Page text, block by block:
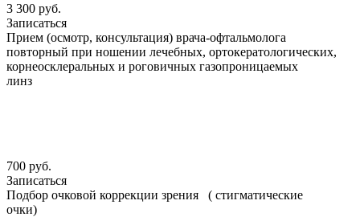
3 300 руб.
Записаться
Прием (осмотр, консультация) врача-офтальмолога
повторный при ношении лечебных, ортокератологических,
корнеосклеральных и роговичных газопроницаемых
линз
700 руб.
Записаться
Подбор очковой коррекции зрения ( стигматические
очки)